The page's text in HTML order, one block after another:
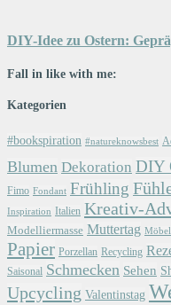
DIY-Idee zu Ostern:
Fall in like with me:
Kategorien
#bookspiration #natureknowsbest
Blumen Dekoration DIY
Fimo Fondant Frühling
Inspiration Italien Kreativ-
Modelliermasse Muttertag Möbel
Papier Porzellan Recycling
Saisonal Schmecken Sehen
Upcycling Valentinstag